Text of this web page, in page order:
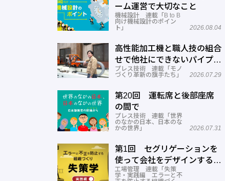
ーム運営で大切なこと
機械設計 連載「B to B
向け機械設計のポイン
ト」
2026.08.04
高性能加工機と職人技の組合
せで他社にできないパイプ曲
げを実現―ミナミ技研
プレス技術 連載「モノ
づくり革新の旗手たち」
2026.07.29
第20回 運転席と後部座席
の間で
プレス技術 連載「世界
のなかの日本、日本のな
かの世界」
2026.07.31
第1回 セグリゲーションを
使って会社をデザインする方
法
工場管理 連載「失策
学・実践編 エラーと不